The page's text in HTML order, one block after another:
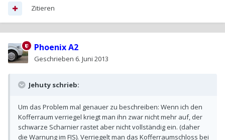
Zitieren
Phoenix A2
Geschrieben 6. Juni 2013
Jehuty schrieb:
Um das Problem mal genauer zu beschreiben: Wenn ich den
Kofferraum verriegel kriegt man ihn zwar nicht mehr auf, der
schwarze Scharnier rastet aber nicht vollständig ein. (daher
die Warnung im FIS). Verriegelt man das Kofferraumschloss bei